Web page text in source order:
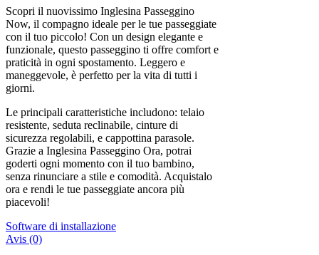
Scopri il nuovissimo Inglesina Passeggino
Now, il compagno ideale per le tue passeggiate
con il tuo piccolo! Con un design elegante e
funzionale, questo passeggino ti offre comfort e
praticità in ogni spostamento. Leggero e
maneggevole, è perfetto per la vita di tutti i
giorni.
Le principali caratteristiche includono: telaio
resistente, seduta reclinabile, cinture di
sicurezza regolabili, e cappottina parasole.
Grazie a Inglesina Passeggino Ora, potrai
goderti ogni momento con il tuo bambino,
senza rinunciare a stile e comodità. Acquistalo
ora e rendi le tue passeggiate ancora più
piacevoli!
Software di installazione
Avis (0)